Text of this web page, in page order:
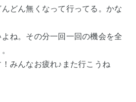
どん無くなって行ってる。かな
ね。その分一回一回の機会を全
みんなお疲れ♪また行こうね